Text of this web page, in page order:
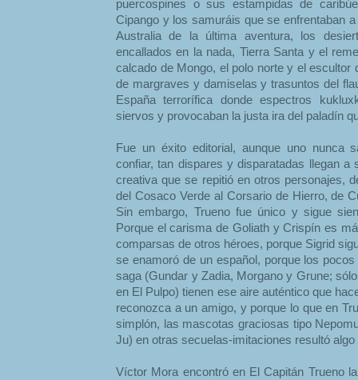
puercospines o sus estampidas de
Cipango y los samuráis que se enfrentaban
Australia de la última aventura, los
encallados en la nada, Tierra Santa y el
calcado de Mongo, el polo norte y el escultor
de margraves y damiselas y trasuntos del
España terrorífica donde espectros
siervos y provocaban la justa ira del paladín
Fue un éxito editorial, aunque uno nunca
confiar, tan dispares y disparatadas llegan a
creativa que se repitió en otros personajes,
del Cosaco Verde al Corsario de Hierro, de
Sin embargo, Trueno fue único y sigue
Porque el carisma de Goliath y Crispín es
comparsas de otros héroes, porque Sigrid
se enamoró de un español, porque los
saga (Gundar y Zadia, Morgano y Grune;
en El Pulpo) tienen ese aire auténtico que
reconozca a un amigo, y porque lo que en
simplón, las mascotas graciosas tipo
Ju) en otras secuelas-imitaciones resultó algo
Víctor Mora encontró en El Capitán Trueno